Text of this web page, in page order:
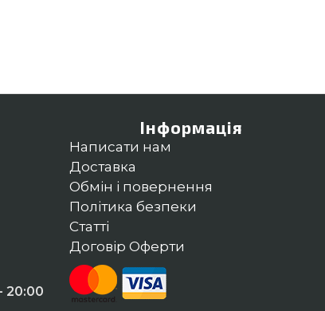
20:00
Інформація
Написати нам
Доставка
Обмін і повернення
Політика безпеки
Статті
Договір Оферти